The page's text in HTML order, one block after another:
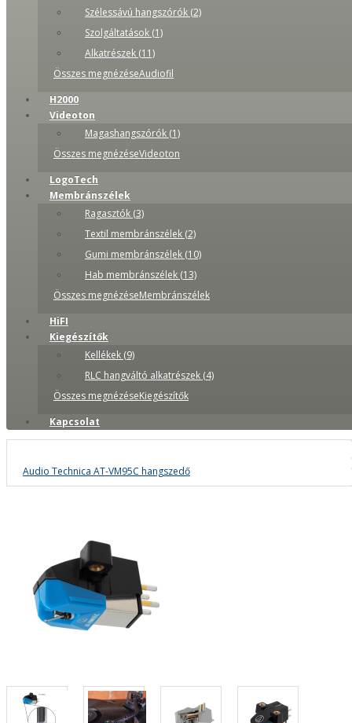
Szélessávú hangszórók (2)
Szolgáltatások (1)
Alkatrészek (11)
Összes megnézéseAudiofil
H2000
Videoton
Magashangszórók (1)
Összes megnézéseVideoton
LogoTech
Membránszélek
Ragasztók (3)
Textil membránszélek (2)
Gumi membránszélek (10)
Hab membránszélek (13)
Összes megnézéseMembránszélek
HiFI
Kiegészítők
Kellékek (9)
RLC hangváltó alkatrészek (4)
Összes megnézéseKiegészítők
Kapcsolat
Audio Technica AT-VM95C hangszedő